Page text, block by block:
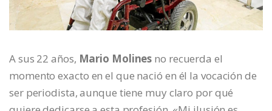
A sus 22 años, Mario Molines no recuerda el
momento exacto en el que nació en él la vocación de
ser periodista, aunque tiene muy claro por qué